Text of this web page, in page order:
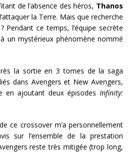
de l’absence des héros, Thanos
la Terre. Mais que recherche
ce temps, l’équipe secrète
un mystérieux phénomène nommé
la sortie en 3 tomes de la saga
dans Avengers et New Avengers,
en ajoutant deux épisodes Infinity:
ce crossover m’a personnellement
sur l’ensemble de la prestation
reste très mitigée (trop long,